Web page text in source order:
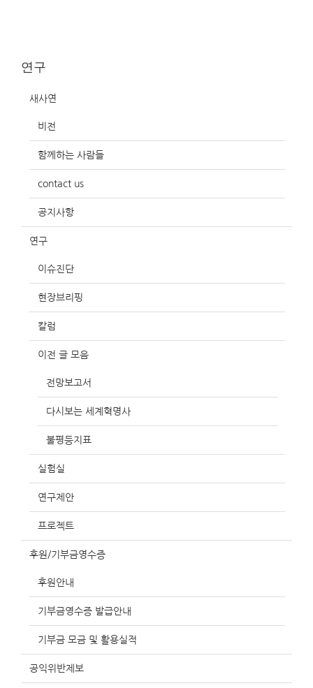
연구
새사연
비전
함께하는 사람들
contact us
공지사항
연구
이슈진단
현장브리핑
칼럼
이전 글 모음
전망보고서
다시보는 세계혁명사
불평등지표
실험실
연구제안
프로젝트
후원/기부금영수증
후원안내
기부금영수증 발급안내
기부금 모금 및 활용실적
공익위반제보